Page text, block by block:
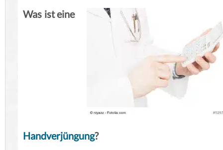
Was ist eine
Handverjüngung?